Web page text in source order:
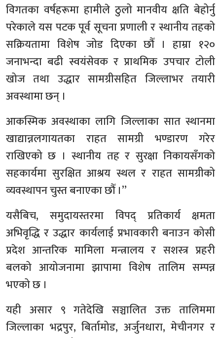
विगतका वर्षहरूमा हामीले ठुलो मानवीय क्षति बेहोर्नु
परेकाले यस पटक पूर्व सूचना प्रणाली र स्थानीय तहको
सक्रियतामा विशेष जोड दिएका छौँ । हाम्रा १२०
जनाभन्दा बढी स्वयंसेवक र प्राथमिक उपचार टोली
खोज तथा उद्धार सामग्रीसहित जिल्लाभर तयारी
अवस्थामा छन् ।
आकस्मिक अवस्थाका लागि जिल्लाका सात स्थानमा
खाद्यान्नलगायतका राहत सामग्री भण्डारण गरेर
राखिएको छ । स्थानीय तह र सुरक्षा निकायसँगको
सहकार्यमा सुरक्षित आश्रय स्थल र राहत सामग्रीको
व्यवस्थापन चुस्त बनाएका छौँ ।”
यसैबिच, समुदायस्तरमा विपद् प्रतिकार्य क्षमता
अभिवृद्धि र उद्धार कार्यलाई प्रभावकारी बनाउन कोसी
प्रदेश आन्तरिक मामिला मन्त्रालय र सशस्त्र प्रहरी
बलको आयोजनामा झापामा विशेष तालिम सम्पन्न
भएको छ ।
यही असार ९ गतेदेखि सञ्चालित उक्त तालिममा
जिल्लाका भद्रपुर, बिर्तामोड, अर्जुनधारा, मेचीनगर र